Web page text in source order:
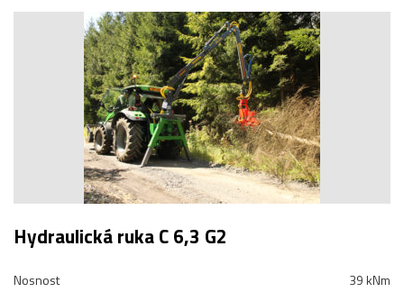
Hydraulická ruka C 6,3 G2
Nosnost
39 kNm